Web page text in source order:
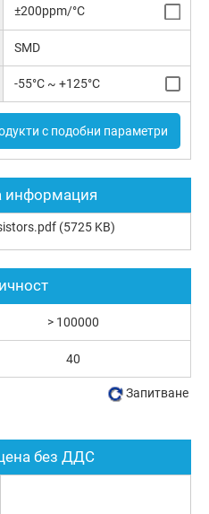
±200ppm/°C
SMD
-55°C ~ +125°C
с подобни параметри
информация
(5725 KB)
без ДДС
> 100000
40
Запитване